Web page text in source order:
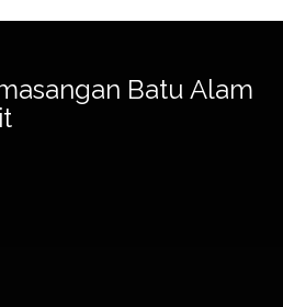
Batu Alam